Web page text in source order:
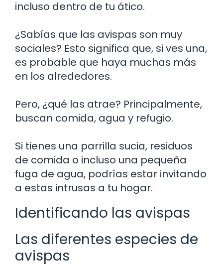
incluso dentro de tu ático.
¿Sabías que las avispas son muy
sociales? Esto significa que, si ves una,
es probable que haya muchas más
en los alrededores.
Pero, ¿qué las atrae? Principalmente,
buscan comida, agua y refugio.
Si tienes una parrilla sucia, residuos
de comida o incluso una pequeña
fuga de agua, podrías estar invitando
a estas intrusas a tu hogar.
Identificando las avispas
Las diferentes especies de
avispas